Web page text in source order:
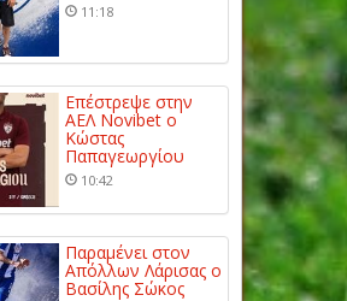
11:18
Επέστρεψε στην
ΑΕΛ Novibet ο
Κώστας
Παπαγεωργίου
10:42
Παραμένει στον
Απόλλων Λάρισας ο
Βασίλης Σώκος